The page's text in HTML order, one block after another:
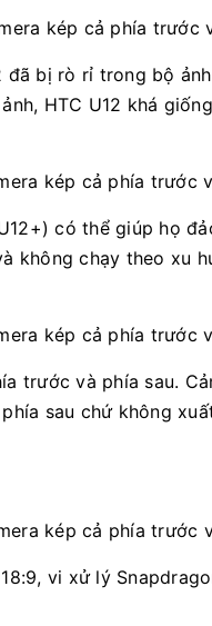
đã bị rò rỉ trong bộ
HTC U12 khá
có thể giúp họ
không chạy theo xu
trước và phía sau.
sau chứ không
vi xử lý